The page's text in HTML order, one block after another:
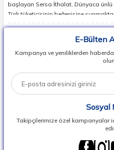
başlayan Sersa İthalat, Dünyaca ünlü
Türk tüketicisinin beğenisine
ispatlamış en doğru markaları
Dünyada en popüler bebek
vipbebek.com ile satışını sağlıyor,
Dünyada en popüler bebek
ve hızlı teslimat ile siz değerli
Sersa İthalat , Bebek Araç Gereçleri
E-Bülten
Kampanya ve yeniliklerden
Sosyal
Takipçilerimize özel kampanyalar